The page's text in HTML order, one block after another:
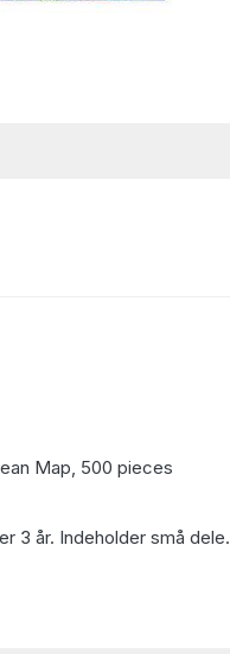
Map, 500 pieces
3 år. Indeholder små dele.